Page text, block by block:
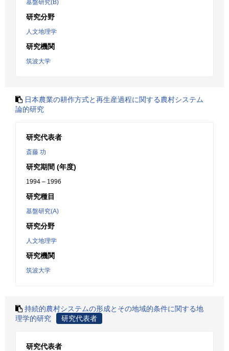
基盤研究(B)
研究分野
人文地理学
研究機関
筑波大学
日本農業の耕作方式と再生産過程に関する農村システム
論的研究
研究代表者
斎藤 功
研究期間 (年度)
1994 – 1996
研究種目
基盤研究(A)
研究分野
人文地理学
研究機関
筑波大学
持続的農村システムの形成とその地域的条件に関する地
理学的研究
研究代表者
研究代表者